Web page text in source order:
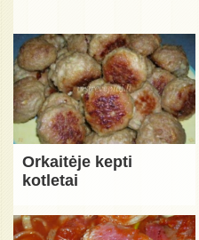
Orkaitėje kepti
kotletai